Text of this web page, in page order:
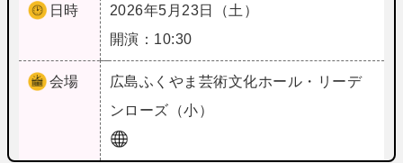
日時
2026年5月23日（土）
開演：10:30
会場 広島ふくやま芸術文化ホール・リーデ
ンローズ（小）